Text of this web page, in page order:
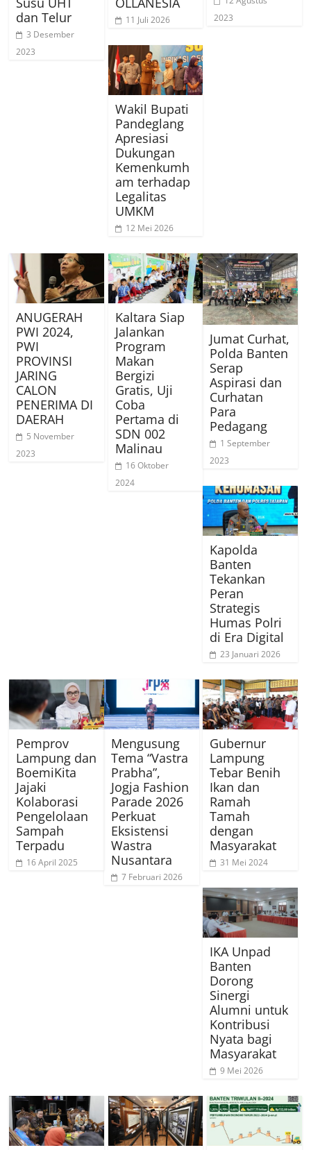
dan Telur
3 Desember
2023
11 Juli 2026
2023
Wakil Bupati
Pandeglang
Apresiasi
Dukungan
Kemenkumh
am terhadap
Legalitas
UMKM
12 Mei 2026
ANUGERAH
PWI 2024,
PWI
PROVINSI
JARING
CALON
PENERIMA DI
DAERAH
5 November
2023
Kaltara Siap
Jalankan
Program
Makan
Bergizi
Gratis, Uji
Coba
Pertama di
SDN 002
Malinau
16 Oktober
2024
Jumat Curhat,
Polda Banten
Serap
Aspirasi dan
Curhatan
Para
Pedagang
1 September
2023
Kapolda
Banten
Tekankan
Peran
Strategis
Humas Polri
di Era Digital
23 Januari 2026
Pemprov
Lampung dan
BoemiKita
Jajaki
Kolaborasi
Pengelolaan
Sampah
Terpadu
16 April 2025
Mengusung
Tema “Vastra
Prabha”,
Jogja Fashion
Parade 2026
Perkuat
Eksistensi
Wastra
Nusantara
7 Februari 2026
Gubernur
Lampung
Tebar Benih
Ikan dan
Ramah
Tamah
dengan
Masyarakat
31 Mei 2024
IKA Unpad
Banten
Dorong
Sinergi
Alumni untuk
Kontribusi
Nyata bagi
Masyarakat
9 Mei 2026